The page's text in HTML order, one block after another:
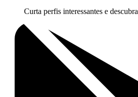
Curta perfis interessantes e